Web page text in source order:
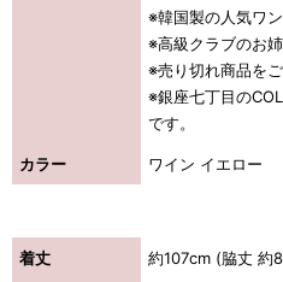
※韓国製の人気ワン
※高級クラブのお
※売り切れ商品を
※銀座七丁目の
です。
カラー ワイン イエロー
着丈 約107cm (脇丈 約